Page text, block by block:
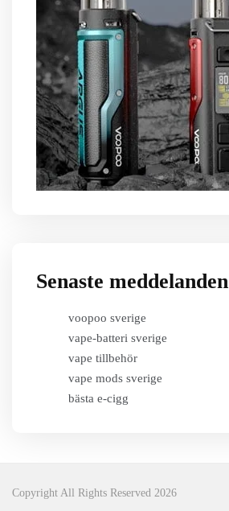
Senaste meddelanden
voopoo sverige
vape-batteri sverige
vape tillbehör
vape mods sverige
bästa e-cigg
Copyright All Rights Reserved 2026